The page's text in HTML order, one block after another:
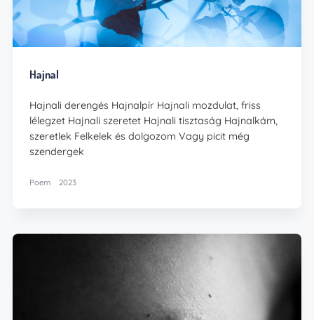
Hajnal
Hajnali derengés Hajnalpír Hajnali mozdulat, friss
lélegzet Hajnali szeretet Hajnali tisztaság Hajnalkám,
szeretlek Felkelek és dolgozom Vagy picit még
szendergek
Poem 2023